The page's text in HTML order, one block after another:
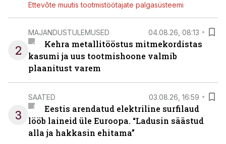
Ettevõte muutis tootmistöötajate palgasüsteemi
2
MAJANDUSTULEMUSED 04.08.26, 08:13
Kehra metallitööstus mitmekordistas
kasumi ja uus tootmishoone valmib
plaanitust varem
3
SAATED 03.08.26, 16:59
Eestis arendatud elektriline surfilaud
lööb laineid üle Euroopa. “Ladusin säästud
alla ja hakkasin ehitama”